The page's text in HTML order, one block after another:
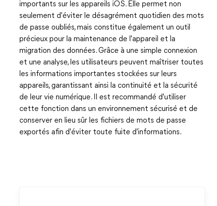
importants sur les appareils iOS. Elle permet non
seulement d'éviter le désagrément quotidien des mots
de passe oubliés, mais constitue également un outil
précieux pour la maintenance de l'appareil et la
migration des données. Grâce à une simple connexion
et une analyse, les utilisateurs peuvent maîtriser toutes
les informations importantes stockées sur leurs
appareils, garantissant ainsi la continuité et la sécurité
de leur vie numérique. Il est recommandé d'utiliser
cette fonction dans un environnement sécurisé et de
conserver en lieu sûr les fichiers de mots de passe
exportés afin d'éviter toute fuite d'informations.